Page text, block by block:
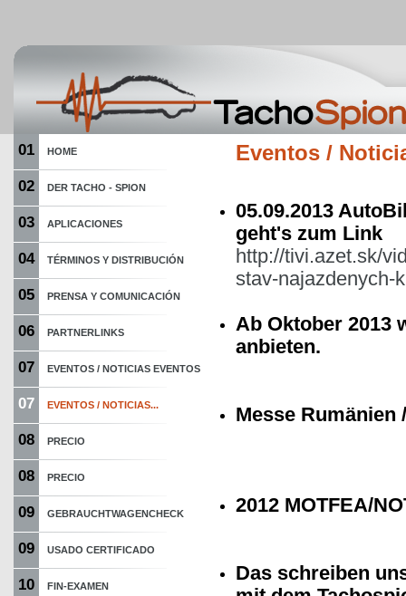
01 HOME
02 DER TACHO - SPION
03 APLICACIONES
04 TÉRMINOS Y DISTRIBUCIÓN
05 PRENSA Y COMUNICACIÓN
06 PARTNERLINKS
07 EVENTOS / NOTICIAS EVENTOS
07 EVENTOS / NOTICIAS...
08 PRECIO
08 PRECIO
09 GEBRAUCHTWAGENCHECK
09 USADO CERTIFICADO
10 FIN-EXAMEN
Eventos /
05.09.2013
geht's zum Link
http://tivi.azet.sk/
stav-najazdenych-
Ab Oktober 2013
anbieten.
Messe Rumänien
2012 MOTFEA/
Das schreiben